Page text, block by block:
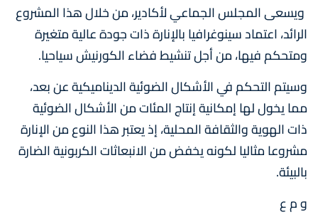
‏ ويسعى المجلس الجماعي لأكادير، من خلال هذا المشروع
الرائد، اعتماد سينوغرافيا بالإنارة ذات ‏جودة عالية متغيرة
ومتحكم فيها، من أجل تنشيط فضاء الكورنيش سياحيا.
وسيتم التحكم في الأشكال ‏الضوئية الديناميكية عن بعد،
مما يخول لها إمكانية إنتاج المئات من الأشكال الضوئية
ذات ‏الهوية والثقافة المحلية، إذ يعتبر هذا النوع من الإنارة
مشروعا مثاليا لكونه يخفض من الانبعاثات ‏الكربونية الضارة
بالبيئة.
و م ع